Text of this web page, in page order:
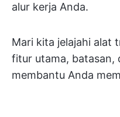
alur kerja Anda.
Mari kita jelajahi alat
fitur utama, batasan,
membantu Anda